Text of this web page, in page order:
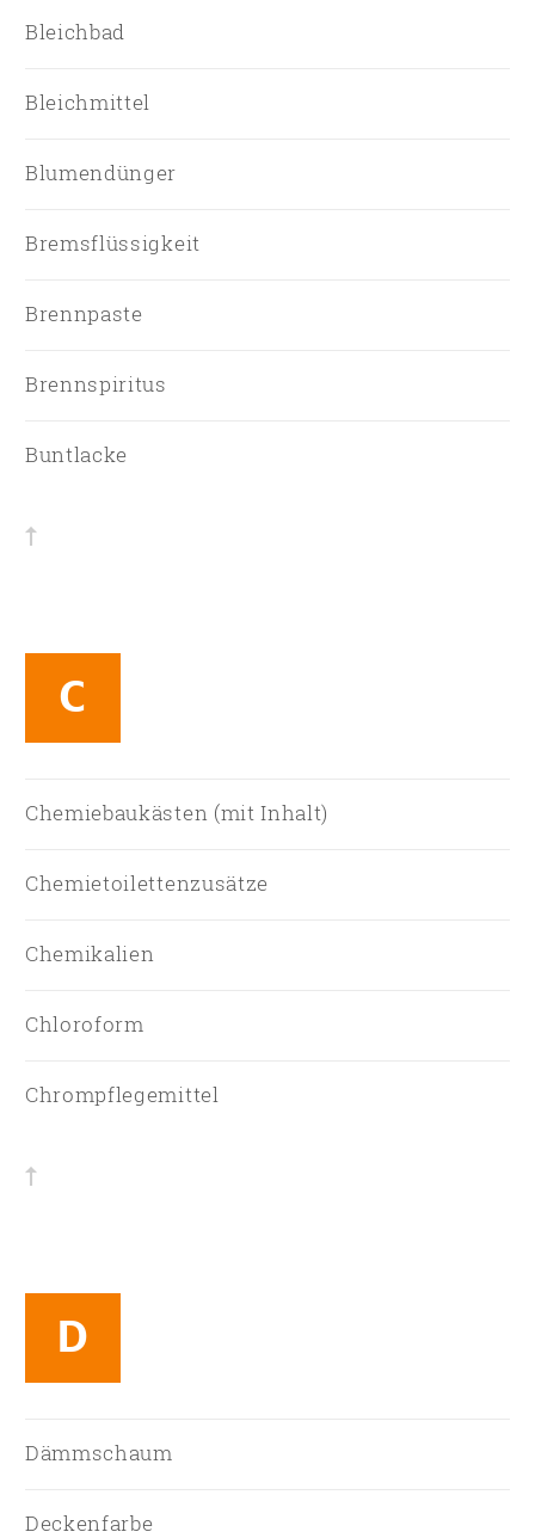
Bleichbad
Bleichmittel
Blumendünger
Bremsflüssigkeit
Brennpaste
Brennspiritus
Buntlacke
C
Chemiebaukästen (mit Inhalt)
Chemietoilettenzusätze
Chemikalien
Chloroform
Chrompflegemittel
D
Dämmschaum
Deckenfarbe